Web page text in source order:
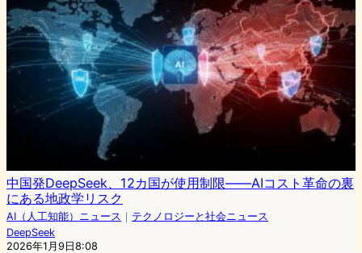
中国発DeepSeek、12カ国が使用制限――AIコスト革命の裏
にある地政学リスク
AI（人工知能）ニュース ｜ テクノロジーと社会ニュース
DeepSeek
2026年1月9日8:08